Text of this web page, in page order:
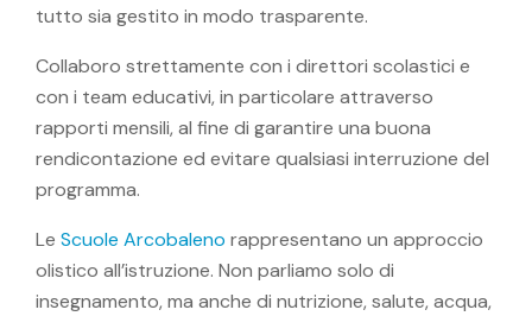
tutto sia gestito in modo trasparente.
Collaboro strettamente con i direttori scolastici e
con i team educativi, in particolare attraverso
rapporti mensili, al fine di garantire una buona
rendicontazione ed evitare qualsiasi interruzione del
programma.
Le Scuole Arcobaleno rappresentano un approccio
olistico all’istruzione. Non parliamo solo di
insegnamento, ma anche di nutrizione, salute, acqua,